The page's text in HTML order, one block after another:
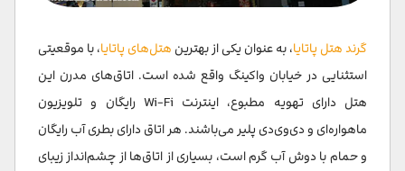
گرند هتل پاتایا، به عنوان یکی از بهترین هتل‌های پاتایا، با موقعیتی
استثنایی در خیابان واکینگ واقع شده است. اتاق‌های مدرن این
هتل دارای تهویه مطبوع، اینترنت Wi-Fi رایگان و تلویزیون
ماهواره‌ای و دی‌وی‌دی پلیر می‌باشند. هر اتاق دارای بطری آب رایگان
و حمام با دوش آب گرم است، بسیاری از اتاق‌ها از چشم‌انداز زیبای